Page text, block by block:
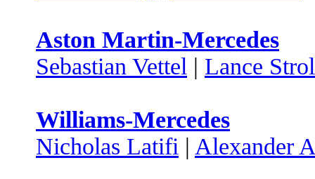
Aston Martin-Mercedes
Sebastian Vettel | Lance
Williams-Mercedes
Nicholas Latifi | Alexander